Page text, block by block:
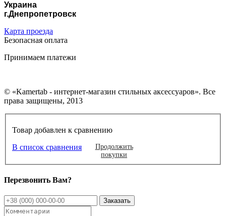
Украина
г.Днепропетровск
Карта проезда
Безопасная оплата
Принимаем платежи
© «Kamertab - интернет-магазин стильных аксессуаров». Все
права защищены, 2013
Товар добавлен к сравнению
В список сравнения
Продолжить
покупки
Перезвонить Вам?